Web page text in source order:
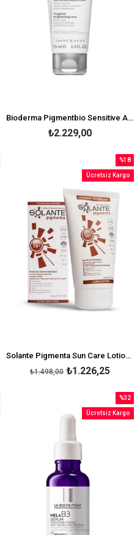
Bioderma Pigmentbio Sensitive Areas 75 ml
₺2.229,00
Solante Pigmenta Sun Care Lotion SPF50+ 150 ml
₺1.226,25
₺1.498,00
%18
İndirim
Ücretsiz Kargo
%32
İndirim
Ücretsiz Kargo